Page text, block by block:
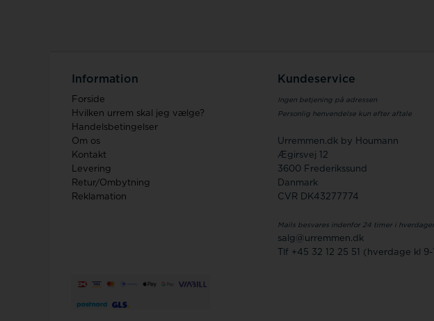
Information
Forside
Hvilken urrem skal jeg vælge?
Handelsbetingelser
Om os
Kontakt
Levering
Retur/Ombytning
Reklamation
Kundeservice
Ingen betjening på adressen
Personlig henvendelse kun efter aftale
Urremmen.dk by Houmann
Ægirsvej 12
3600 Frederikssund
Danmark
CVR DK43277774
Mails besvares indenfor 24 timer i
salg@urremmen.dk
Tlf +45 32 12 25 51 (hverdage kl 9-